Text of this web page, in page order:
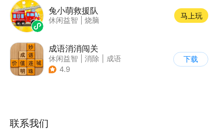
兔小萌救援队
休闲益智 烧脑
马上玩
成语消消闯关
休闲益智 消除
成语
4.9
下载
联系我们